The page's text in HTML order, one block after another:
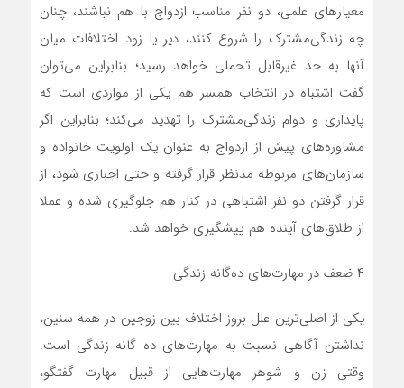
معیار‌های علمی، دو نفر مناسب ازدواج با هم نباشند، چنان
چه زندگی‌مشترک را شروع کنند، دیر یا زود اختلافات میان
آنها به حد غیرقابل تحملی خواهد رسید؛ بنابراین می‌توان
گفت اشتباه در انتخاب همسر هم یکی از مواردی است که
پایداری و دوام زندگی‌مشترک را تهدید می‌کند؛ بنابراین اگر
مشاوره‌های پیش از ازدواج به عنوان یک اولویت خانواده و
سازمان‌های مربوطه مدنظر قرار گرفته و حتی اجباری شود، از
قرار گرفتن دو نفر اشتباهی در کنار هم جلوگیری شده و عملا
از طلاق‌های آینده هم پیشگیری خواهد شد.
۴ ضعف در مهارت‌های ده‌گانه زندگی
یکی از اصلی‌ترین علل بروز اختلاف بین زوجین در همه سنین،
نداشتن آگاهی نسبت به مهارت‌های ده گانه زندگی است.
وقتی زن و شوهر مهارت‌هایی از قبیل مهارت گفتگو،